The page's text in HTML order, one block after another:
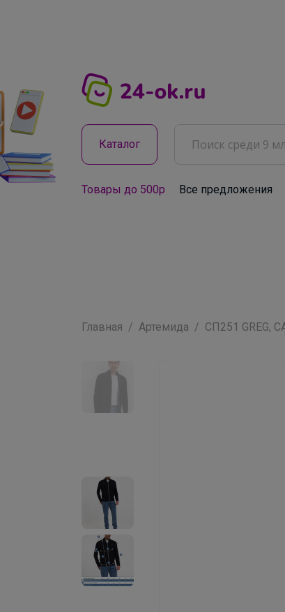
Каталог
Товары до 500р Все предложения
Главная Артемида СП251 GREG,